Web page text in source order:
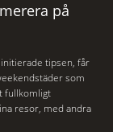
på
tipsen, får
som
fullkomligt
resor, med andra